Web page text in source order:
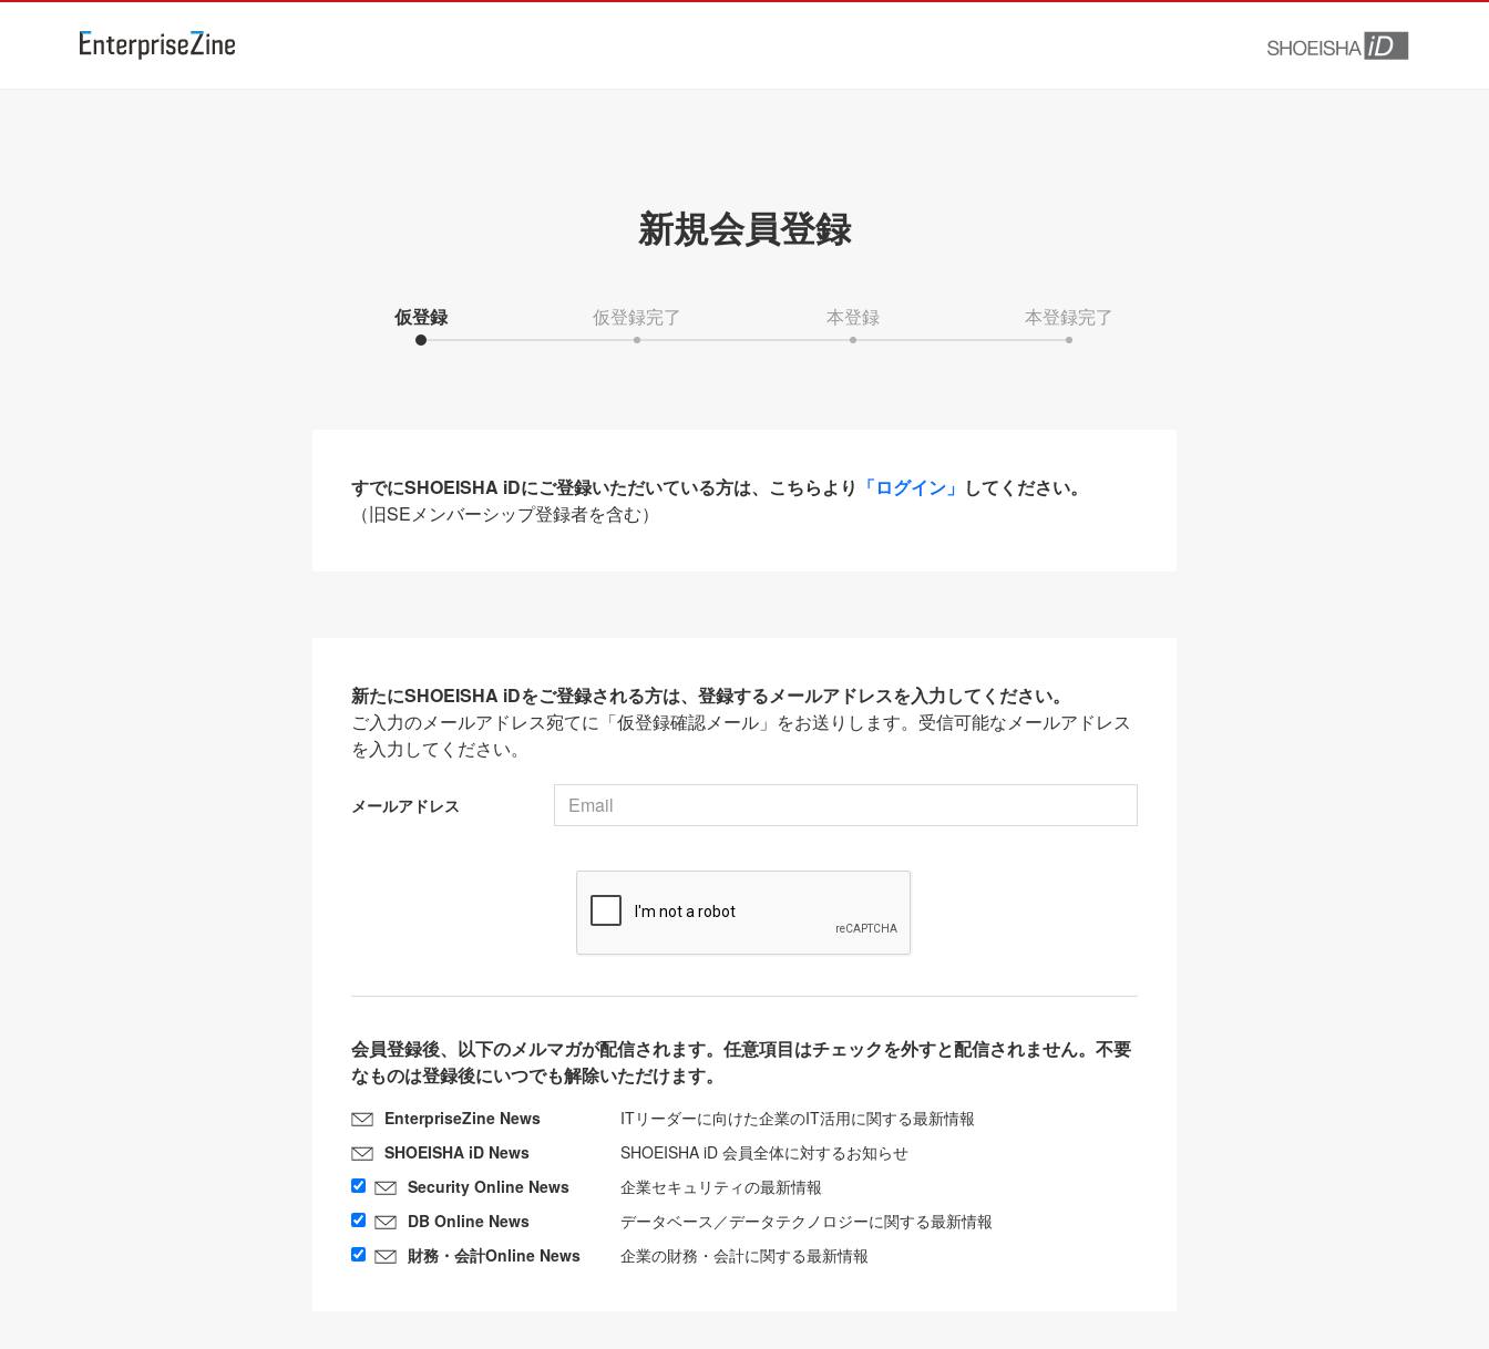
新規会員登録
仮登録 仮登録完了 本登録 本登録完了
すでにSHOEISHA iDにご登録いただいている方は、こちらより 「ログイン」 してください。
（旧SEメンバーシップ登録者を含む）
新たにSHOEISHA iDをご登録される方は、登録するメールアドレスを入力してください。
ご入力のメールアドレス宛てに「仮登録確認メール」をお送りします。受信可能なメールアドレス
を入力してください。
メールアドレス
会員登録後、以下のメルマガが配信されます。任意項目はチェックを外すと配信されません。不要
なものは登録後にいつでも解除いただけます。
EnterpriseZine News
ITリーダーに向けた企業のIT活用に関する最新情報
SHOEISHA iD News
SHOEISHA iD 会員全体に対するお知らせ
Security Online News
企業セキュリティの最新情報
DB Online News
データベース／データテクノロジーに関する最新情報
財務・会計Online News
企業の財務・会計に関する最新情報